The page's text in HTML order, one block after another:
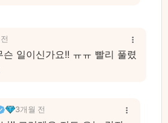
슨 일이신가요!! ㅠㅠ 빨리 풀렸
3개월 전